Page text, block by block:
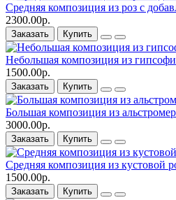
Средняя композиция из роз c
2300.00р.
Заказать Купить
Небольшая композиция из
1500.00р.
Заказать Купить
Большая композиция из
3000.00р.
Заказать Купить
Средняя композиция из кустовой
1500.00р.
Заказать Купить